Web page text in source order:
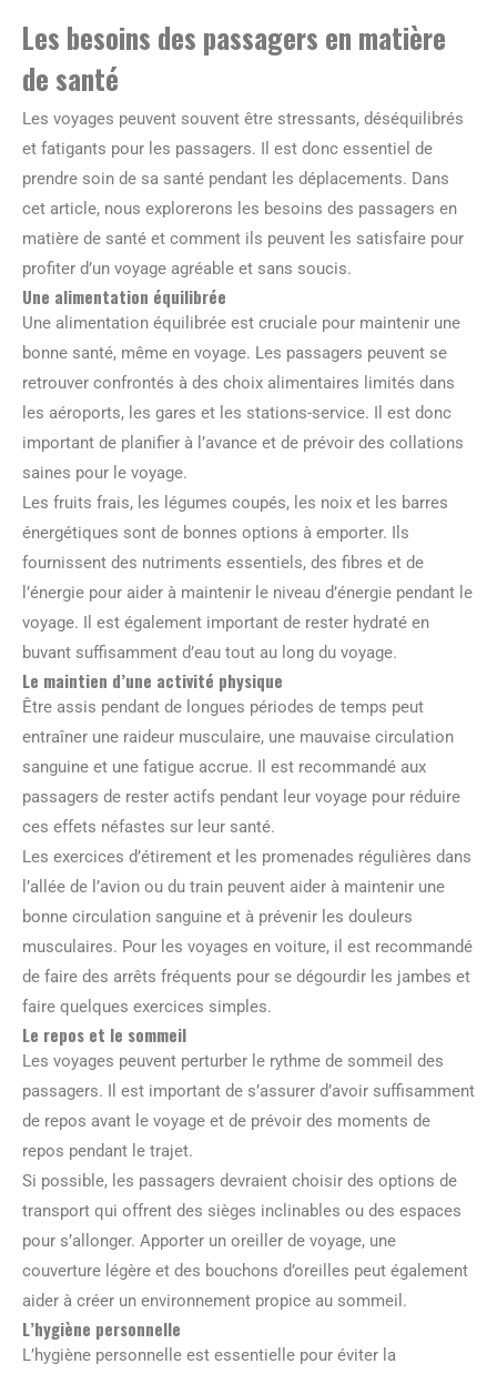
Les besoins des passagers en matière
de santé
Les voyages peuvent souvent être stressants, déséquilibrés
et fatigants pour les passagers. Il est donc essentiel de
prendre soin de sa santé pendant les déplacements. Dans
cet article, nous explorerons les besoins des passagers en
matière de santé et comment ils peuvent les satisfaire pour
profiter d’un voyage agréable et sans soucis.
Une alimentation équilibrée
Une alimentation équilibrée est cruciale pour maintenir une
bonne santé, même en voyage. Les passagers peuvent se
retrouver confrontés à des choix alimentaires limités dans
les aéroports, les gares et les stations-service. Il est donc
important de planifier à l’avance et de prévoir des collations
saines pour le voyage.
Les fruits frais, les légumes coupés, les noix et les barres
énergétiques sont de bonnes options à emporter. Ils
fournissent des nutriments essentiels, des fibres et de
l’énergie pour aider à maintenir le niveau d’énergie pendant le
voyage. Il est également important de rester hydraté en
buvant suffisamment d’eau tout au long du voyage.
Le maintien d’une activité physique
Être assis pendant de longues périodes de temps peut
entraîner une raideur musculaire, une mauvaise circulation
sanguine et une fatigue accrue. Il est recommandé aux
passagers de rester actifs pendant leur voyage pour réduire
ces effets néfastes sur leur santé.
Les exercices d’étirement et les promenades régulières dans
l’allée de l’avion ou du train peuvent aider à maintenir une
bonne circulation sanguine et à prévenir les douleurs
musculaires. Pour les voyages en voiture, il est recommandé
de faire des arrêts fréquents pour se dégourdir les jambes et
faire quelques exercices simples.
Le repos et le sommeil
Les voyages peuvent perturber le rythme de sommeil des
passagers. Il est important de s’assurer d’avoir suffisamment
de repos avant le voyage et de prévoir des moments de
repos pendant le trajet.
Si possible, les passagers devraient choisir des options de
transport qui offrent des sièges inclinables ou des espaces
pour s’allonger. Apporter un oreiller de voyage, une
couverture légère et des bouchons d’oreilles peut également
aider à créer un environnement propice au sommeil.
L’hygiène personnelle
L’hygiène personnelle est essentielle pour éviter la